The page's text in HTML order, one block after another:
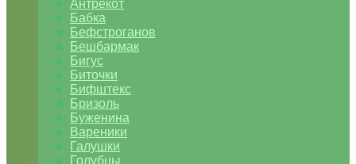
Антрекот
Бабка
Бефстроганов
Бешбармак
Бигус
Биточки
Бифштекс
Бризоль
Буженина
Вареники
Галушки
Голубцы